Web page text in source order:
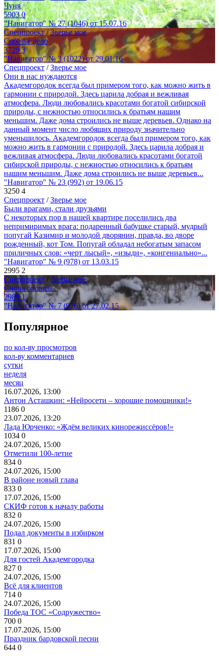
Чуня
59030
"Навигатор" № 27 (1046) от 15.07.16
Спецпроект /Зверье мое
Собачье дело
37293
"Навигатор" № 3 (1022) от 29.01.16
Спецпроект /Зверье мое
Они в нас нуждаются
Академгородок всегда был примером того, как можно жить в
гармонии с природой. Здесь царила добрая и вежливая
атмосфера. Люди любовались красотами богатой сибирской
природы, с нежностью относились к братьям нашим
меньшим. Даже дома строились не выше деревьев. Однако на
данный момент число любящих природу значительно
уменьшилось. Академгородок всегда был примером того, как
можно жить в гармонии с природой. Здесь царила добрая и
вежливая атмосфера. Люди любовались красотами богатой
сибирской природы, с нежностью относились к братьям
нашим меньшим. Даже дома строились не выше деревьев...
"Навигатор" № 23 (992) от 19.06.15
3250 4
Спецпроект /Зверье мое
Были врагами, стали друзьями
С некоторых пор в нашей квартире поселились два
непримиримых врага: подаренный бабушке старый, мудрый
попугай Казимир и молодой дворянин, правда, во дворе
рожденный, кот Том. Попугай обладал небогатым запасом
приличных слов: «черт лысый», «изыди», «конгениально»...
"Навигатор" № 9 (978) от 13.03.15
2995 2
Спецпроект /Зверье мое
Снова брошен...
29891
"Навигатор" № 7 (976) от 27.02.15
Популярное
по кол-ву просмотров
кол-ву комментариев
сутки
неделя
месяц
16.07.2026, 13:00
Антон Асташкин: «Нейросети – хорошие помощники!»
1186 0
23.07.2026, 13:20
Лада Юрченко: «Ждём великих кинорежиссёров!»
1034 0
24.07.2026, 15:00
Отметили 100-летие
834 0
24.07.2026, 15:00
В районе новый глава
833 0
17.07.2026, 15:00
СКИФ готов к началу работы
832 0
24.07.2026, 15:00
Подал документы в избирком
831 0
17.07.2026, 15:00
Для гостей Академгородка
827 0
24.07.2026, 15:00
Всё для клиентов
714 0
24.07.2026, 15:00
Победа ТОС «Содружество»
700 0
17.07.2026, 15:00
Праздник бардовской песни
644 0